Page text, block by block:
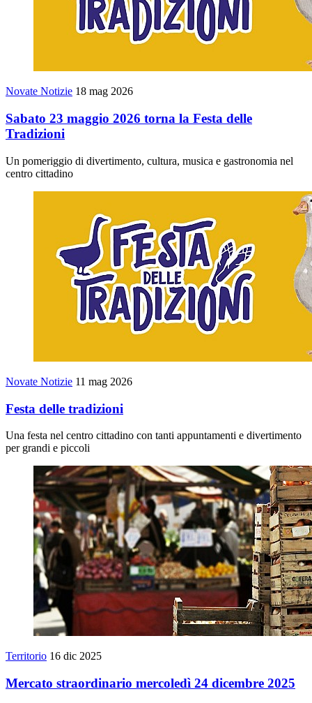
Novate Notizie 18 mag 2026
Sabato 23 maggio 2026 torna la Festa delle
Tradizioni
Un pomeriggio di divertimento, cultura, musica e gastronomia nel
centro cittadino
Novate Notizie 11 mag 2026
Festa delle tradizioni
Una festa nel centro cittadino con tanti appuntamenti e divertimento
per grandi e piccoli
Territorio 16 dic 2025
Mercato straordinario mercoledì 24 dicembre 2025